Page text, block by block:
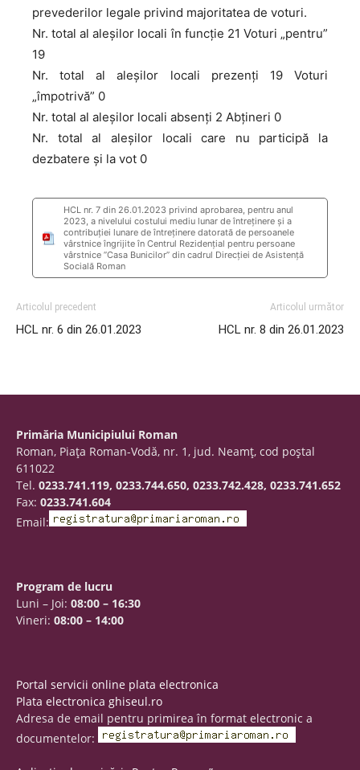
prevederilor legale privind majoritatea de voturi.
Nr. total al aleșilor locali în funcție 21 Voturi „pentru”
19
Nr. total al aleșilor locali prezenți 19 Voturi
„împotrivă” 0
Nr. total al aleșilor locali absenți 2 Abțineri 0
Nr. total al aleșilor locali care nu participă la
dezbatere și la vot 0
HCL nr. 7 din 26.01.2023 privind aprobarea, pentru anul
2023, a nivelului costului mediu lunar de întreţinere şi a
contribuției lunare de întreținere datorată de persoanele
vârstnice îngrijite în Centrul Rezidenţial pentru persoane
vârstnice ”Casa Bunicilor” din cadrul Direcției de Asistență
Socială Roman
Articolul precedent
HCL nr. 6 din 26.01.2023
Articolul următor
HCL nr. 8 din 26.01.2023
Primăria Municipiului Roman
Roman, Piaţa Roman-Vodă, nr. 1, jud. Neamţ, cod poştal
611022
Tel. 0233.741.119, 0233.744.650, 0233.742.428, 0233.741.652
Fax: 0233.741.604
Email:
Program de lucru
Luni – Joi: 08:00 – 16:30
Vineri: 08:00 – 14:00
Portal servicii online plata electronica
Plata electronica ghiseul.ro
Adresa de email pentru primirea în format electronic a
documentelor: